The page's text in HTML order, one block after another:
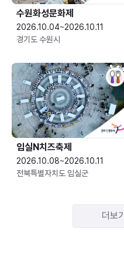
수원화성문화제
2026.10.04~2026.10.11
경기도 수원시
임실N치즈축제
2026.10.08~2026.10.11
전북특별자치도 임실군
더보